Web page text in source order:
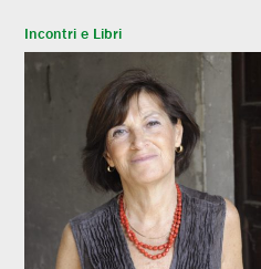
Incontri e Libri